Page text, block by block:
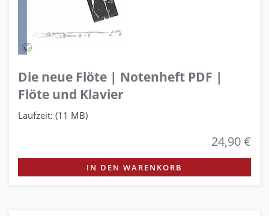
Die neue Flöte | Notenheft PDF |
Flöte und Klavier
Laufzeit: (11 MB)
24,90 €
IN DEN WARENKORB